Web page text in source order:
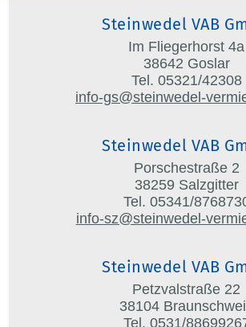
Steinwedel VAB
Im Fliegerhorst 4a
38642 Goslar
Tel. 05321/42308
info-gs@steinwedel-
Steinwedel VAB
Porschestraße 2
38259 Salzgitter
Tel. 05341/
info-sz@steinwedel-
Steinwedel VAB
Petzvalstraße 22
38104
Tel. 0531/